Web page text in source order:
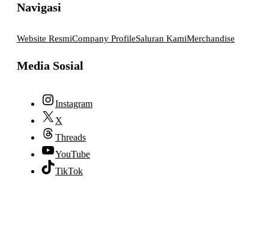
Navigasi
Website ResmiCompany ProfileSaluran KamiMerchandise
Media Sosial
Instagram
X
Threads
YouTube
TikTok